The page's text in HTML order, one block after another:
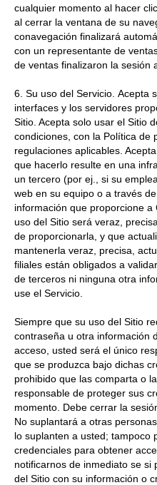
cualquier momento al hacer
al cerrar la ventana de su
conavegación finalizará
con un representante de
de ventas finalizaron la sesión
6. Su uso del Servicio. Acepta
interfaces y los servidores
Sitio. Acepta solo usar el Sitio
condiciones, con la Política de
regulaciones aplicables.
que hacerlo resulte en una
un tercero (por ej., si su
web en su equipo o a través
información que proporcione
uso del Sitio será veraz,
de proporcionarla, y que
mantenerla veraz, precisa,
filiales están obligados a
de terceros ni ninguna otra
use el Servicio.
Siempre que su uso del Sitio
contraseña u otra información
acceso, usted será el único
que se produzca bajo dichas
prohibido que las comparta o
responsable de proteger sus
momento. Debe cerrar la
No suplantará a otras
lo suplanten a usted; tampoco
credenciales para obtener
notificarnos de inmediato se
del Sitio con su información o